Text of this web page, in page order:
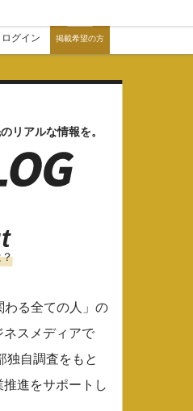
ログイン 掲載希望の方
リアルな情報を。
わる全ての人」の
スメディアで
独自調査をもと
進をサポートし